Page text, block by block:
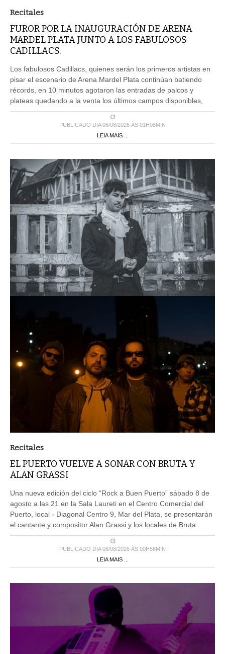
Recitales
FUROR POR LA INAUGURACIÓN DE ARENA
MARDEL PLATA JUNTO A LOS FABULOSOS
CADILLACS.
Los fabulosos Cadillacs, quienes serán los primeros artistas en
pisar el escenario de Arena Mardel Plata continúan batiendo
récords, en 10 minutos agotaron las entradas de palcos y
plateas quedando a la venta los últimos campos disponibles,
PUBLICADO DIA 06/08/2026 ÀS 01H08MIN
LEIA MAIS ...
Recitales
EL PUERTO VUELVE A SONAR CON BRUTA Y
ALAN GRASSI
Una nueva edición del ciclo “Rock a Buen Puerto” sábado 8 de
agosto a las 21 en la Sala Laureti en el Centro Comercial del
Puerto, local - Diagonal Centro 9, Mar del Plata, se presentarán
el cantante y compositor Alan Grassi y los locales de Bruta.
PUBLICADO DIA 06/08/2026 ÀS 00H56MIN
LEIA MAIS ...